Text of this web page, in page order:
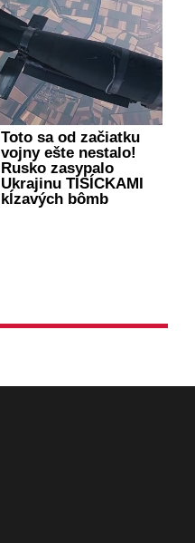
Toto sa od začiatku
vojny ešte nestalo!
Rusko zasypalo
Ukrajinu TISÍCKAMI
kĺzavých bômb